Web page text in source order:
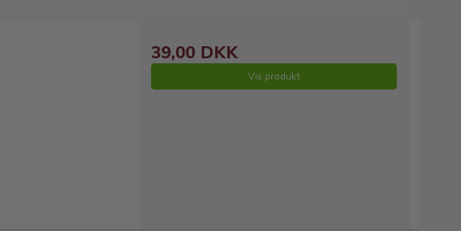
39,00 DKK
Vis produkt